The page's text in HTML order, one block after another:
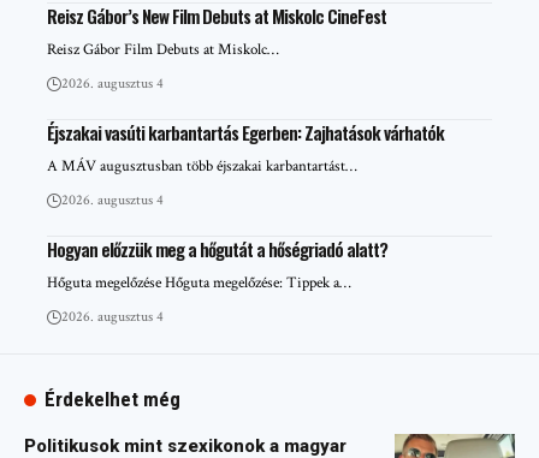
Reisz Gábor’s New Film Debuts at Miskolc CineFest
Reisz Gábor Film Debuts at Miskolc…
2026. augusztus 4
Éjszakai vasúti karbantartás Egerben: Zajhatások várhatók
A MÁV augusztusban több éjszakai karbantartást…
2026. augusztus 4
Hogyan előzzük meg a hőgutát a hőségriadó alatt?
Hőguta megelőzése Hőguta megelőzése: Tippek a…
2026. augusztus 4
Érdekelhet még
Politikusok mint szexikonok a magyar